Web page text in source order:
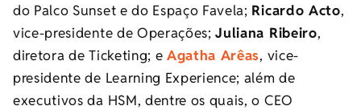
do Palco Sunset e do Espaço Favela; Ricardo Acto,
vice-presidente de Operações;Juliana Ribeiro,
diretora de Ticketing; e Agatha Arêas, vice-
presidente de Learning Experience; além de
executivos da HSM, dentre os quais, o CEO